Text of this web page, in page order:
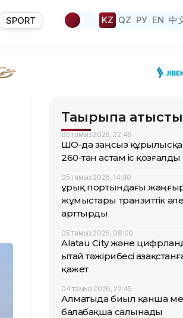
SPORT KZ QZ РУ EN 中
Тақырыпқа қатысты
05 тамыз 2026, 22:46
ШҚО-да заңсыз
260-тан астам іс қозғалды
05 тамыз 2026, 14:40
Құрық портындағы
жұмыстары транзиттік
арттырды
05 тамыз 2026, 08:00
Alatau City және
Қытай тәжірибесі
қажет
04 тамыз 2026, 22:45
Алматыда биыл қанша
балабақша салынады